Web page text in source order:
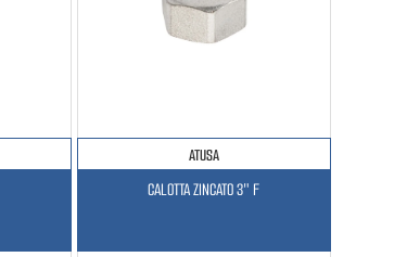
ATUSA
CALOTTA ZINCATO 3″ F